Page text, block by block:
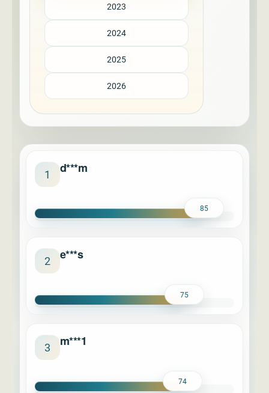
2023
2024
2025
2026
1 d***m
85
2 e***s
75
3 m***1
74